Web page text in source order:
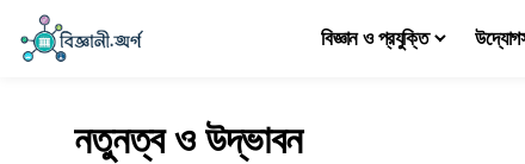
বিজ্ঞান ও প্রযুক্তি
নতুনত্ব ও উদ্ভাবন